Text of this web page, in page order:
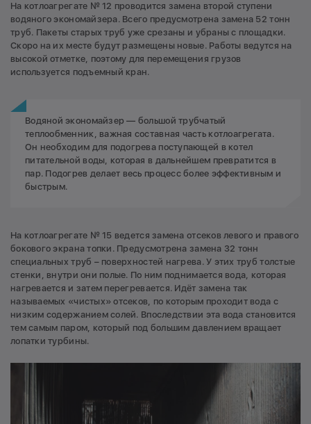
На котлоагрегате № 12 проводится замена второй ступени
водяного экономайзера. Всего предусмотрена замена 52 тонн
труб. Пакеты старых труб уже срезаны и убраны с площадки.
Скоро на их месте будут размещены новые. Работы ведутся на
высокой отметке, поэтому для перемещения грузов
используется подъемный кран.
Водяной экономайзер — большой трубчатый
теплообменник, важная составная часть котлоагрегата.
Он необходим для подогрева поступающей в котел
питательной воды, которая в дальнейшем превратится в
пар. Подогрев делает весь процесс более эффективным и
быстрым.
На котлоагрегате № 15 ведется замена отсеков левого и правого
бокового экрана топки. Предусмотрена замена 32 тонн
специальных труб – поверхностей нагрева. У этих труб толстые
стенки, внутри они полые. По ним поднимается вода, которая
нагревается и затем перегревается. Идёт замена так
называемых «чистых» отсеков, по которым проходит вода с
низким содержанием солей. Впоследствии эта вода становится
тем самым паром, который под большим давлением вращает
лопатки турбины.